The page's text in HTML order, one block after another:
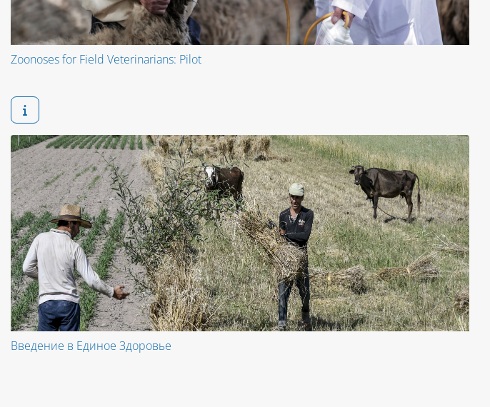
Zoonoses for Field Veterinarians: Pilot
Введение в Единое Здоровье